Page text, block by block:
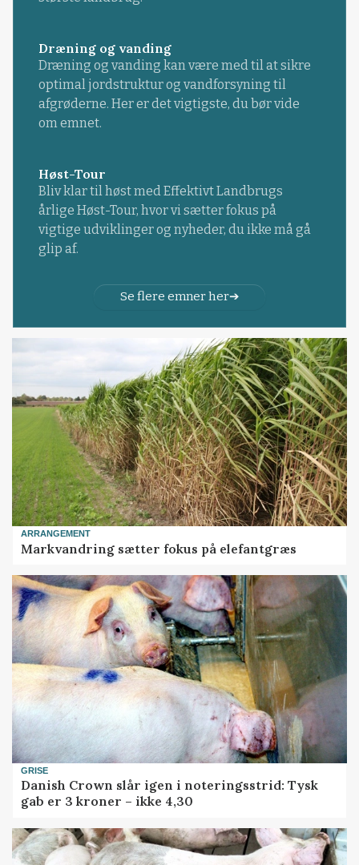
Dræning og vanding
Dræning og vanding kan være med til at sikre
optimal jordstruktur og vandforsyning til
afgrøderne. Her er det vigtigste, du bør vide
om emnet.
Høst-Tour
Bliv klar til høst med Effektivt Landbrugs
årlige Høst-Tour, hvor vi sætter fokus på
vigtige udviklinger og nyheder, du ikke må gå
glip af.
Se flere emner her
ARRANGEMENT
Markvandring sætter fokus på elefantgræs
GRISE
Danish Crown slår igen i noteringsstrid: Tysk
gab er 3 kroner – ikke 4,30